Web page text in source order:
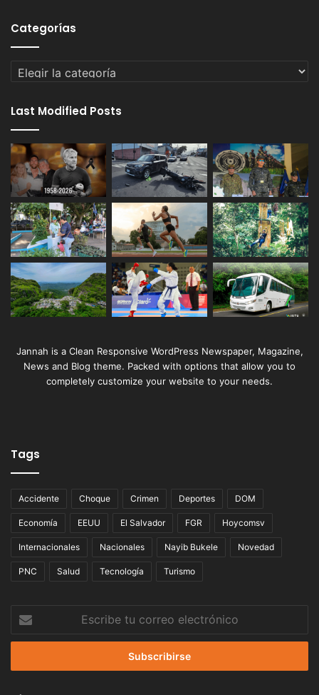
Categorías
Categorías
Last Modified Posts
Jannah is a Clean Responsive WordPress Newspaper, Magazine,
News and Blog theme. Packed with options that allow you to
completely customize your website to your needs.
Tags
Accidente Choque Crimen Deportes DOM
Economía EEUU El Salvador FGR Hoycomsv
Internacionales Nacionales Nayib Bukele Novedad
PNC Salud Tecnología Turismo
correo